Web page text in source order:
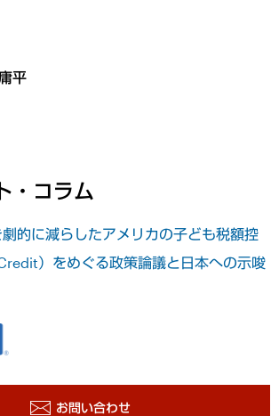
平
・コラム
的に減らしたアメリカの子ども税額控
）をめぐる政策論議と日本への示唆
お問い合わせ